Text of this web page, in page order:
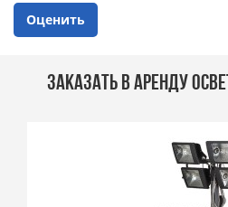
Оценить
ЗАКАЗАТЬ В АРЕНДУ